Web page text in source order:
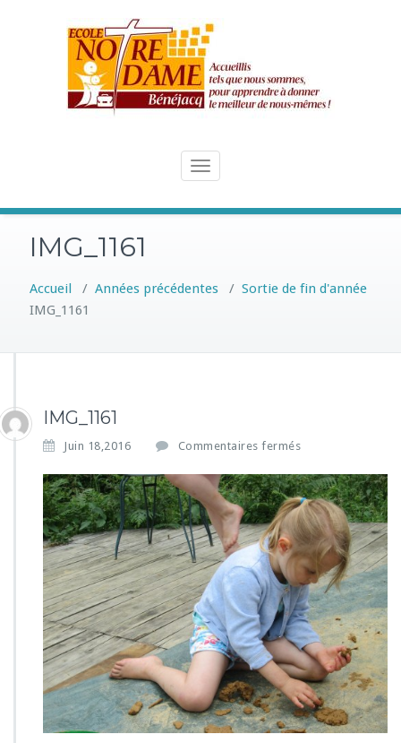
Toggle
IMG_1161
Accueil / Années précédentes / Sortie de fin d'année
IMG_1161
IMG_1161
Juin 18,2016 Commentaires fermés
r
I
M
G
_
1
1
6
1